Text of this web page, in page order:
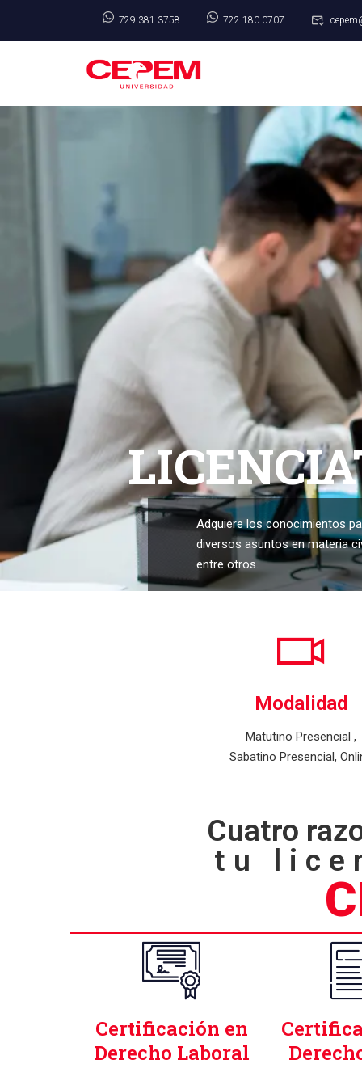
729 381 3758 722 180 0707
Adquiere los conocimientos
diversos asuntos en materia
entre otros.
Modalidad
Matutino Presencial ,
Sabatino Presencial,
Cuatro
tu
Certificación en
Derecho Laboral